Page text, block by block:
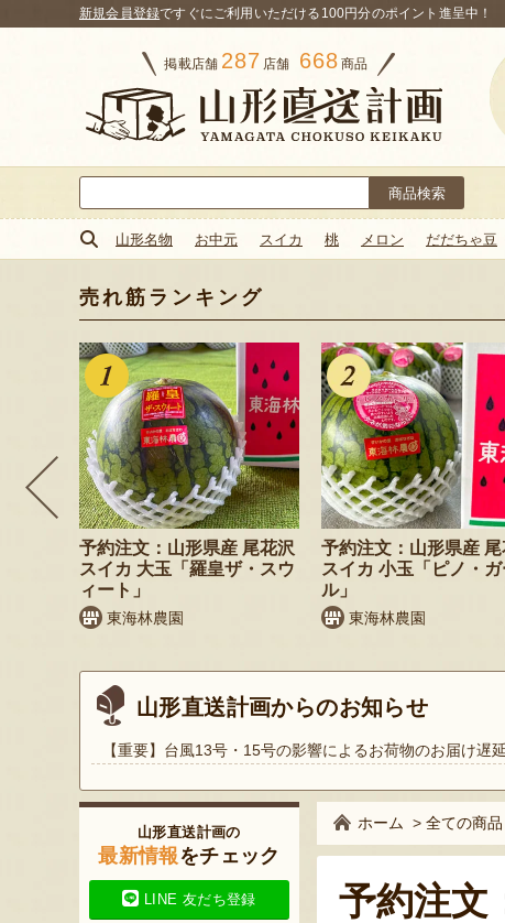
新規会員登録ですぐにご利用いただける100円分のポイント進呈中！
掲載店舗 287 店舗 668 商品
索:
山形名物 お中元 スイカ 桃 メロン だだちゃ豆
売れ筋ランキング
予約注文：山形県産 尾花沢
スイカ 大玉「羅皇ザ・スウ
ィート」
東海林農園
予約注文：山形県産 尾
スイカ 小玉「ピノ・
ル」
東海林農園
山形直送計画からのお知らせ
【重要】台風13号・15号の影響によるお荷物のお届け遅
ホーム > 全ての商品
予約注文
山形直送計画の
最新情報をチェック
LINE 友だち登録